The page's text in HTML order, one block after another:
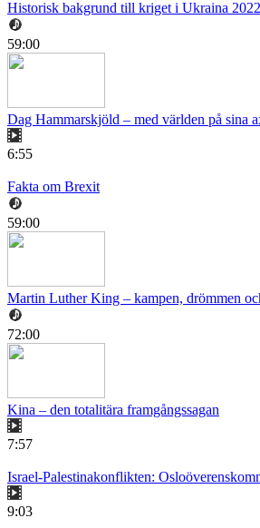
Historisk bakgrund till kriget i Ukraina 2022
59:00
Dag Hammarskjöld – med världen på sina
6:55
Fakta om Brexit
59:00
Martin Luther King – kampen, drömmen
72:00
Kina – den totalitära framgångssagan
7:57
Israel-Palestinakonflikten:
9:03